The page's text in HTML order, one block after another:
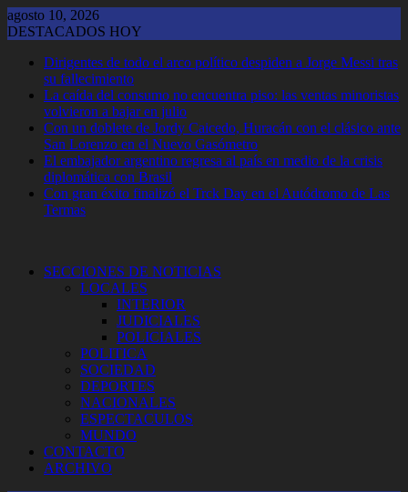
Saltar
al
agosto 10, 2026
DESTACADOS HOY
Dirigentes de todo el arco político despiden a Jorge Messi tras
su fallecimiento
La caída del consumo no encuentra piso: las ventas minoristas
volvieron a bajar en julio
Con un doblete de Jordy Caicedo, Huracán con el clásico ante
San Lorenzo en el Nuevo Gasómetro
El embajador argentino regresa al país en medio de la crisis
diplomática con Brasil
Con gran éxito finalizó el Trck Day en el Autódromo de Las
Termas
SECCIONES DE NOTICIAS
LOCALES
INTERIOR
JUDICIALES
POLICIALES
POLITICA
SOCIEDAD
DEPORTES
NACIONALES
ESPECTACULOS
MUNDO
CONTACTO
ARCHIVO